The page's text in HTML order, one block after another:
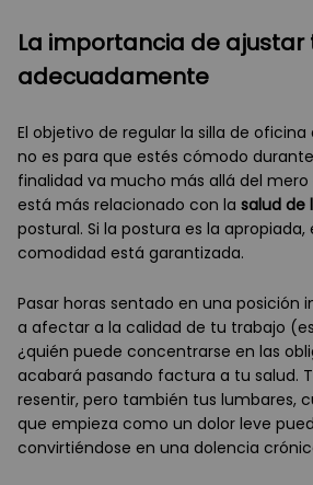
La importancia de ajustar
adecuadamente
El objetivo de regular la silla de
no es para que estés cómodo
finalidad va mucho más allá del
está más relacionado con la salud de
postural. Si la postura es la apropiada,
comodidad está garantizada.
Pasar horas sentado en una posición
a afectar a la calidad de tu trabajo
¿quién puede concentrarse en las
acabará pasando factura a tu salud.
resentir, pero también tus lumbares,
que empieza como un dolor leve
convirtiéndose en una dolencia